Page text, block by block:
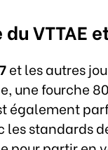
VTTAE
et les autres
une fourche
également
standards